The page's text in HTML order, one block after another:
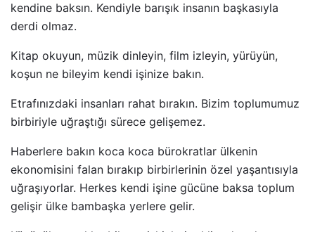
kendine baksın. Kendiyle barışık insanın başkasıyla
derdi olmaz.
Kitap okuyun, müzik dinleyin, film izleyin, yürüyün,
koşun ne bileyim kendi işinize bakın.
Etrafınızdaki insanları rahat bırakın. Bizim toplumumuz
birbiriyle uğraştığı sürece gelişemez.
Haberlere bakın koca koca bürokratlar ülkenin
ekonomisini falan bırakıp birbirlerinin özel yaşantısıyla
uğraşıyorlar. Herkes kendi işine gücüne baksa toplum
gelişir ülke bambaşka yerlere gelir.